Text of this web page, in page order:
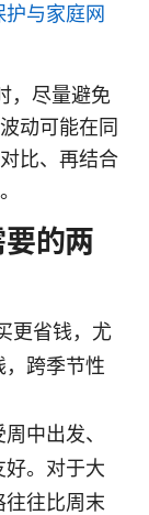
与家庭网
，尽量避免
动可能在同
比、再结合
的两
更省钱，尤
，跨季节性
中出发、
好。对于大
往比周末